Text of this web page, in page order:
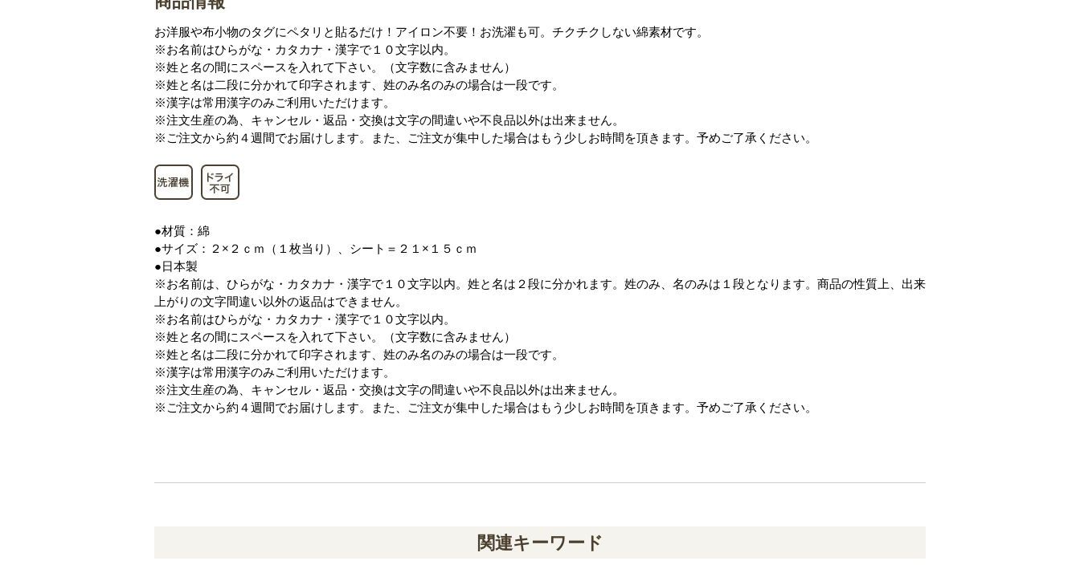
お洋服や布小物のタグにペタリと貼るだけ！アイロン不要！お洗濯も可。チクチクしない綿素材です。
※お名前はひらがな・カタカナ・漢字で１０文字以内。
※姓と名の間にスペースを入れて下さい。（文字数に含みません）
※姓と名は二段に分かれて印字されます、姓のみ名のみの場合は一段です。
※漢字は常用漢字のみご利用いただけます。
※注文生産の為、キャンセル・返品・交換は文字の間違いや不良品以外は出来ません。
※ご注文から約４週間でお届けします。また、ご注文が集中した場合はもう少しお時間を頂きます。予めご了承ください。
●材質：綿
●サイズ：２×２ｃｍ（１枚当り）、シート＝２１×１５ｃｍ
●日本製
※お名前は、ひらがな・カタカナ・漢字で１０文字以内。姓と名は２段に分かれます。姓のみ、名のみは１段となります。商品の性質上、出来
上がりの文字間違い以外の返品はできません。
※お名前はひらがな・カタカナ・漢字で１０文字以内。
※姓と名の間にスペースを入れて下さい。（文字数に含みません）
※姓と名は二段に分かれて印字されます、姓のみ名のみの場合は一段です。
※漢字は常用漢字のみご利用いただけます。
※注文生産の為、キャンセル・返品・交換は文字の間違いや不良品以外は出来ません。
※ご注文から約４週間でお届けします。また、ご注文が集中した場合はもう少しお時間を頂きます。予めご了承ください。
関連キーワード